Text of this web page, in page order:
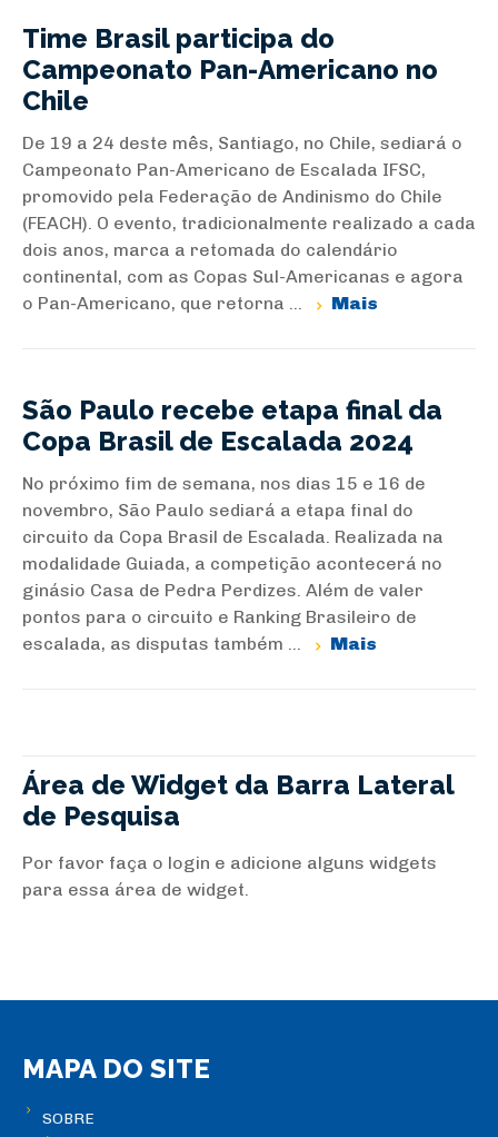
Time Brasil participa do
Campeonato Pan-Americano no
Chile
De 19 a 24 deste mês, Santiago, no Chile, sediará o
Campeonato Pan-Americano de Escalada IFSC,
promovido pela Federação de Andinismo do Chile
(FEACH). O evento, tradicionalmente realizado a cada
dois anos, marca a retomada do calendário
continental, com as Copas Sul-Americanas e agora
o Pan-Americano, que retorna ...
Mais
São Paulo recebe etapa final da
Copa Brasil de Escalada 2024
No próximo fim de semana, nos dias 15 e 16 de
novembro, São Paulo sediará a etapa final do
circuito da Copa Brasil de Escalada. Realizada na
modalidade Guiada, a competição acontecerá no
ginásio Casa de Pedra Perdizes. Além de valer
pontos para o circuito e Ranking Brasileiro de
escalada, as disputas também ...
Mais
Área de Widget da Barra Lateral
de Pesquisa
Por favor faça o login e adicione alguns widgets
para essa área de widget.
MAPA DO SITE
SOBRE